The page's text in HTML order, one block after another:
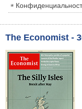
The Economist -